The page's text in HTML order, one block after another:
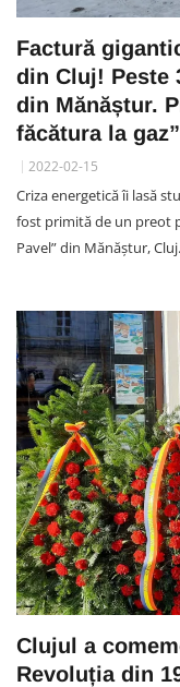
Factură
din Cluj! Peste
din Mănăștur.
făcătura la gaz”
2022-02-15
Criza energetică îi lasă
fost primită de un preot
Pavel” din Mănăștur, Cluj.
Clujul a
Revoluția din